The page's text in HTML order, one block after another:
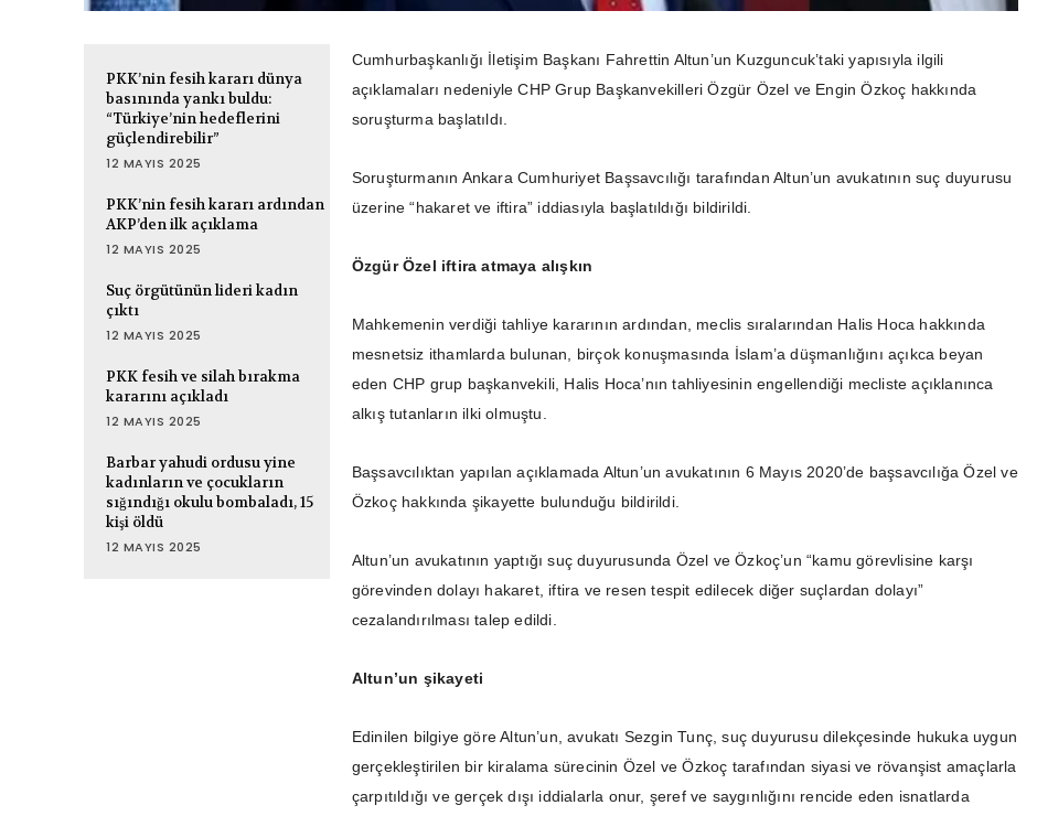
PKK’nin fesih kararı dünya
basınında yankı buldu:
“Türkiye’nin hedeflerini
güçlendirebilir”
12 MAYIS 2025
PKK’nin fesih kararı ardından
AKP’den ilk açıklama
12 MAYIS 2025
Suç örgütünün lideri kadın
çıktı
12 MAYIS 2025
PKK fesih ve silah bırakma
kararını açıkladı
12 MAYIS 2025
Barbar yahudi ordusu yine
kadınların ve çocukların
sığındığı okulu bombaladı, 15
kişi öldü
12 MAYIS 2025
Cumhurbaşkanlığı İletişim Başkanı Fahrettin Altun’un Kuzguncuk’taki yapısıyla ilgili
açıklamaları nedeniyle CHP Grup Başkanvekilleri Özgür Özel ve Engin Özkoç hakkında
soruşturma başlatıldı.
Soruşturmanın Ankara Cumhuriyet Başsavcılığı tarafından Altun’un avukatının suç duyurusu
üzerine “hakaret ve iftira” iddiasıyla başlatıldığı bildirildi.
Özgür Özel iftira atmaya alışkın
Mahkemenin verdiği tahliye kararının ardından, meclis sıralarından Halis Hoca hakkında
mesnetsiz ithamlarda bulunan, birçok konuşmasında İslam’a düşmanlığını açıkca beyan
eden CHP grup başkanvekili, Halis Hoca’nın tahliyesinin engellendiği mecliste açıklanınca
alkış tutanların ilki olmuştu.
Başsavcılıktan yapılan açıklamada Altun’un avukatının 6 Mayıs 2020’de başsavcılığa Özel ve
Özkoç hakkında şikayette bulunduğu bildirildi.
Altun’un avukatının yaptığı suç duyurusunda Özel ve Özkoç’un “kamu görevlisine karşı
görevinden dolayı hakaret, iftira ve resen tespit edilecek diğer suçlardan dolayı”
cezalandırılması talep edildi.
Altun’un şikayeti
Edinilen bilgiye göre Altun’un, avukatı Sezgin Tunç, suç duyurusu dilekçesinde hukuka uygun
gerçekleştirilen bir kiralama sürecinin Özel ve Özkoç tarafından siyasi ve rövanşist amaçlarla
çarpıtıldığı ve gerçek dışı iddialarla onur, şeref ve saygınlığını rencide eden isnatlarda